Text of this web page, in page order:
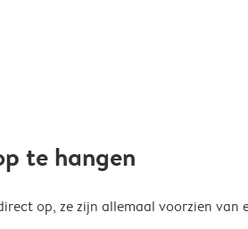
te hangen
op, ze zijn allemaal voorzien van